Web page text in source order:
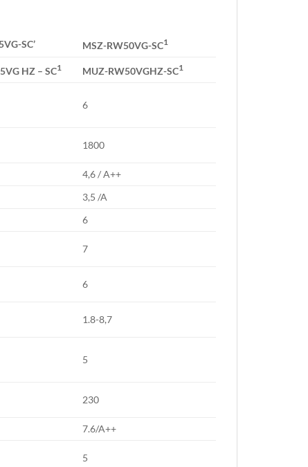
SC’ MSZ-RW50VG-SC1
HZ – SC1 MUZ-RW50VGHZ-SC1
6
1800
4,6 / A++
3,5 /A
6
7
6
1.8-8,7
5
230
7.6/A++
5